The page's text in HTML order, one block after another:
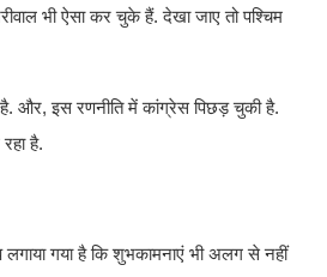
भी ऐसा कर चुके हैं. देखा जाए तो पश्चिम
है. और, इस रणनीति में कांग्रेस पिछड़ चुकी है.
है.
गया है कि शुभकामनाएं भी अलग से नहीं